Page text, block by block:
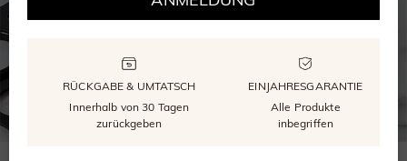
RÜCKGABE & UMTATSCH
Innerhalb von 30 Tagen
zurückgeben
EINJAHRESGARANTIE
Alle Produkte
inbegriffen